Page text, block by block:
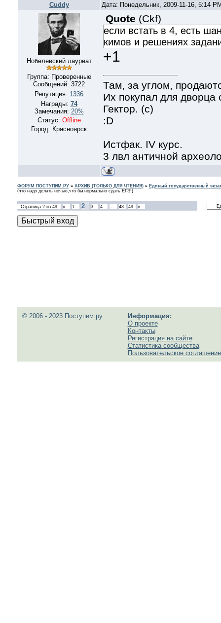
Cuddy Дата: Понедельник, 2009-11-16, 5:14
Нобелевский лауреат
Группа: Проверенные
Сообщений: 3722
Репутация: 1336
Награды: 74
Замечания: 20%
Статус: Offline
Город: Красноярск
Quote (Ckf)
если встать в 4, есть
кимов и решениях
+1
Там, за углом,
Их покупал для
Гектор. (с)
:D
Истфак. IV курс.
3 лвл античной
ФОРУМ ПОСТУПИМ.РУ» АРХИВ (ТОЛЬКО ДЛЯ ЧТЕНИЯ)» Единый государственный
(что надо делать ночью,что бы нормально сдать ЕГЭ!)
Страница 2из 49 « 1 2 3 4 … 48 49 »
© 2006 - 2023 Поступим.ру
Информация:
О проекте
Контакты
Регистрация на сайте
Статистика сообщества
Пользовательское соглашение